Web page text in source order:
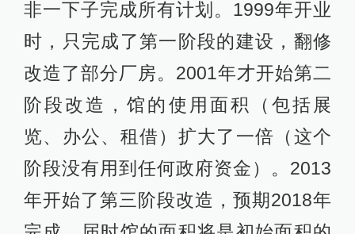
非一下子完成所有计划。1999年开业
时，只完成了第一阶段的建设，翻修
改造了部分厂房。2001年才开始第二
阶段改造，馆的使用面积（包括展
览、办公、租借）扩大了一倍（这个
阶段没有用到任何政府资金）。2013
年开始了第三阶段改造，预期2018年